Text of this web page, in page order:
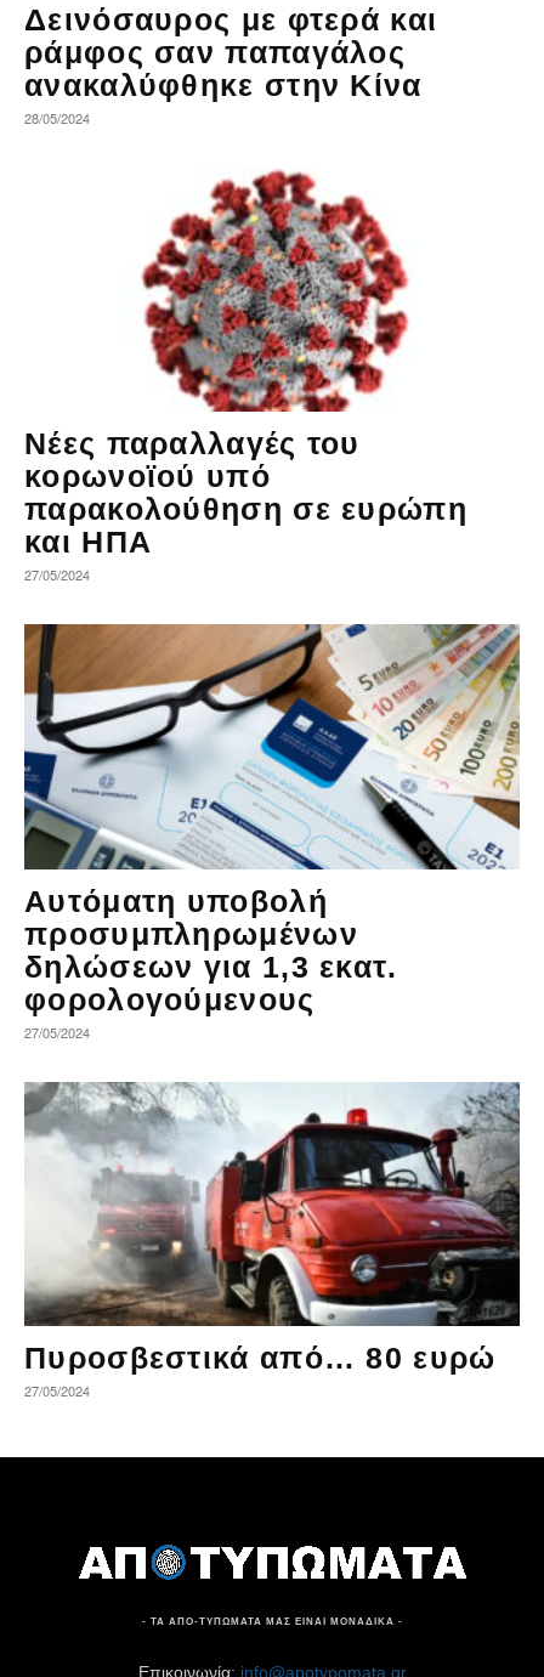
Δεινόσαυρος με φτερά και
ράμφος σαν παπαγάλος
ανακαλύφθηκε στην Κίνα
28/05/2024
Νέες παραλλαγές του
κορωνοϊού υπό
παρακολούθηση σε ευρώπη
και ΗΠΑ
27/05/2024
Αυτόματη υποβολή
προσυμπληρωμένων
δηλώσεων για 1,3 εκατ.
φορολογούμενους
27/05/2024
Πυροσβεστικά από… 80 ευρώ
27/05/2024
- ΤΑ ΑΠΟ-ΤΥΠΩΜΑΤΑ ΜΑΣ ΕΙΝΑΙ ΜΟΝΑΔΙΚΑ -
Επικοινωνία: info@apotypomata.gr